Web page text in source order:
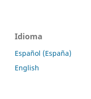
Idioma
Español (España)
English